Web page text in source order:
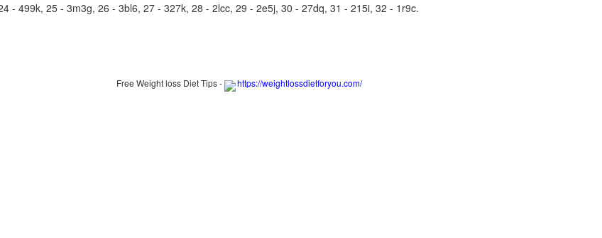
- 499k, 25 - 3m3g, 26 - 3bl6, 27 - 327k, 28 - 2lcc, 29 - 2e5j, 30 - 27dq, 31 - 215i, 32 - 1r9c.
Free Weight loss Diet Tips - https://weightlossdietforyou.com/